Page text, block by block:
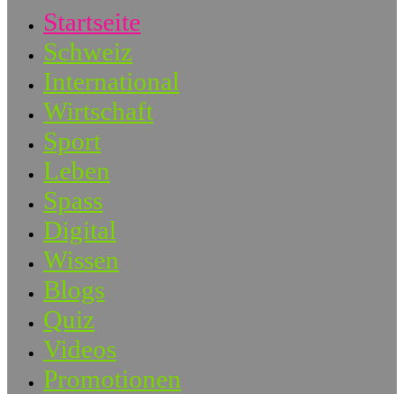
Startseite
Schweiz
International
Wirtschaft
Sport
Leben
Spass
Digital
Wissen
Blogs
Quiz
Videos
Promotionen